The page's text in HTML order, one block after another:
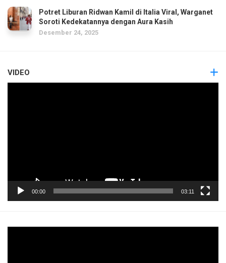
Potret Liburan Ridwan Kamil di Italia Viral, Warganet
Soroti Kedekatannya dengan Aura Kasih
Desember 24, 2025
VIDEO
00:00 03:11